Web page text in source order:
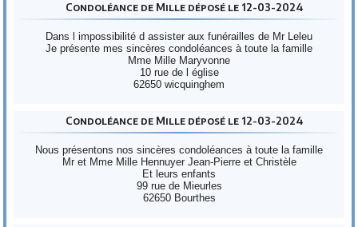
Condoléance de Mille déposé le 12-03-2024
Dans l impossibilité d assister aux funérailles de Mr Leleu
Je présente mes sincères condoléances à toute la famille
Mme Mille Maryvonne
10 rue de l église
62650 wicquinghem
Condoléance de Mille déposé le 12-03-2024
Nous présentons nos sincères condoléances à toute la famille
Mr et Mme Mille Hennuyer Jean-Pierre et Christèle
Et leurs enfants
99 rue de Mieurles
62650 Bourthes